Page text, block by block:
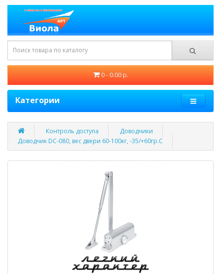
0 - 0.00 р.
Категории
Контроль доступа
Доводчики
Доводчик DC-080, вес двери 60-100кг, -35/+60гр.С